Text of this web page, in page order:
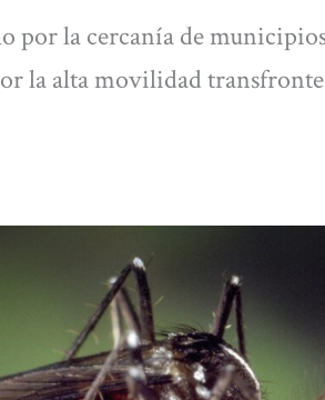
por la cercanía de
la alta movilidad